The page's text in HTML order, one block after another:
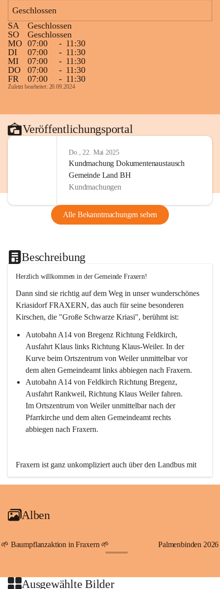
Geschlossen
SA
Geschlossen
SO
Geschlossen
MO 07:00 - 11:30
DI
07:00 - 11:30
MI
07:00 - 11:30
DO
07:00 - 11:30
FR
07:00 - 11:30
Zuletzt bearbeitet: 20.09.2024
Veröffentlichungsportal
Do., 22. Mai 2025
Kundmachung Dokumentenaustausch
Gemeinde Land BH
Kundmachungen
Alle Bekanntmachungen sehen
Beschreibung
Herzlich willkommen in der Gemeinde Fraxern!
Dann sind sie richtig auf dem Weg in unser wunderschönes
Kriasidorf FRAXERN, das auch für seine besonderen
Kirschen, die "Große Schwarze Kriasi", berühmt ist:
Autobahn A14 von Bregenz Richtung Feldkirch,
Ausfahrt Klaus links Richtung Klaus-Weiler. In der
Kurve beim Ortszentrum von Weiler unmittelbar vor
dem alten Gemeindeamt links abbiegen nach Fraxern.
Autobahn A14 von Feldkirch Richtung Bregenz,
Ausfahrt Rankweil, Richtung Klaus Weiler fahren.
Im Ortszentrum von Weiler unmittelbar nach der
Pfarrkirche und dem alten Gemeindeamt rechts
abbiegen nach Fraxern.
Fraxern ist ganz unkompliziert auch über den Landbus mit
den öffentlichen Verkehrsmitteln zu erreichen. Die Linie
An Samstagen, Sonn- und Feiertagen können Sie bequem
persönlichen Linienbus zur gewünschten Zeit zu Ihrer
Haltestelle bestellen. Sowohl von Weiler kommend nach
beide Fahrten Weiler-Fraxern-Weiler.
Alben
🌱 Baumpflanzaktion in Fraxern 🌱 Palmenbinden 2026
Ausgewählte Bilder